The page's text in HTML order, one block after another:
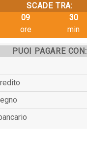
SCADE TRA:
09
ore
30
min
PUOI PAGARE CON: